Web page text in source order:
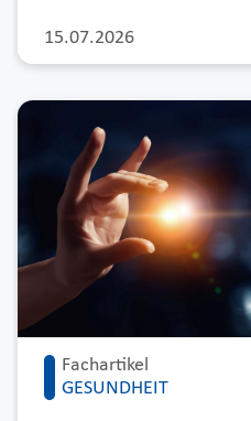
15.07.2026
Fachartikel
GESUNDHEIT